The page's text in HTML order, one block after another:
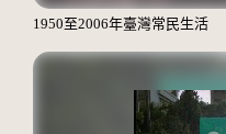
1950至2006年臺灣常民生活